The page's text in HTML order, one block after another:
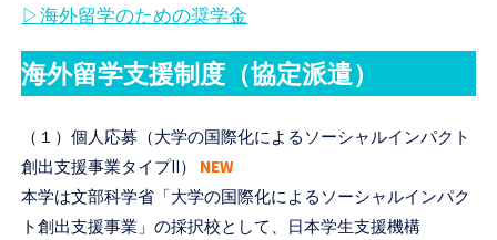
ト
サ
ポ
ー
ト
セ
ン
▷海外留学のための奨学金
海外留学支援制度（協定派遣）
（１）個人応募（大学の国際化によるソーシャルインパクト
創出支援事業タイプII）
NEW
本学は文部科学省「大学の国際化によるソーシャルインパク
ト創出支援事業」の採択校として、日本学生支援機構